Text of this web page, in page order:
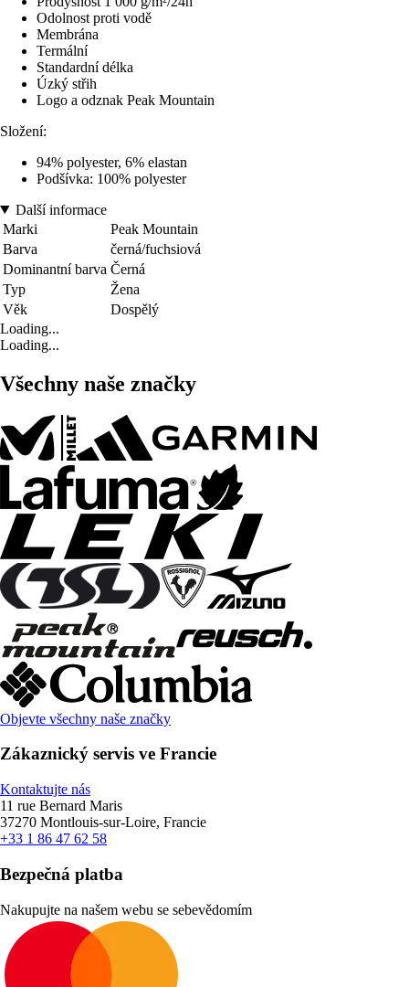
Odolnost proti vodě
Membrána
Termální
Standardní délka
Úzký střih
Logo a odznak Peak Mountain
Složení:
94% polyester, 6% elastan
Podšívka: 100% polyester
Další informace
Marki
Peak Mountain
Barva
černá/fuchsiová
Dominantní barva Černá
Typ
Žena
Věk
Dospělý
Loading...
Loading...
Všechny naše značky
Objevte všechny naše značky
Zákaznický servis ve Francie
Kontaktujte nás
11 rue Bernard Maris
37270 Montlouis-sur-Loire, Francie
+33 1 86 47 62 58
Bezpečná platba
Nakupujte na našem webu se sebevědomím